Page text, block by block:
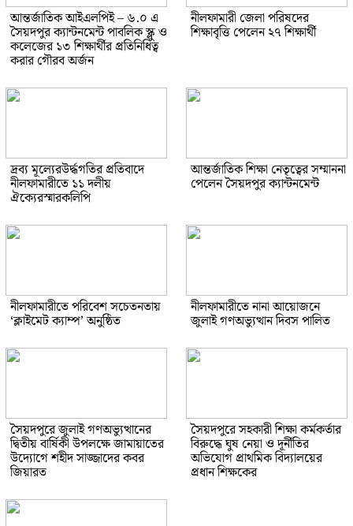
আন্তর্জাতিক আইএলপিই – ৬.০ এ
সৈয়দপুর ক্যান্টনমেন্ট পাবলিক স্ক্লু ও
কলেজের ১৩ শিক্ষার্থীর প্রতিনিধিত্ব
করার গৌরব অর্জন
নীলফামারী জেলা পরিষদের
শিক্ষাবৃত্তি পেলেন ২৭ শিক্ষার্থী
দ্রব্য মূল্যেরউর্দ্ধগতির প্রতিবাদে
নীলফামারীতে ১১ দলীয়
ঐক্যেরস্মারকলিপি
আন্তর্জাতিক শিক্ষা নেতৃত্বের সম্মাননা
পেলেন সৈয়দপুর ক্যান্টনমেন্ট
নীলফামারীতে পরিবেশ সচেতনতায়
‘ক্লাইমেট ক্যাম্প’ অনুষ্ঠিত
নীলফামারীতে নানা আয়োজনে
জুলাই গণঅভ্যুত্থান দিবস পালিত
সৈয়দপুরে জুলাই গণঅভ্যুত্থানের
দ্বিতীয় বার্ষিকী উপলক্ষে জামায়াতের
উদ্যোগে শহীদ সাজ্জাদের কবর
জিয়ারত
সৈয়দপুরে সহকারী শিক্ষা কর্মকর্তার
বিরুদ্ধে ঘুষ নেয়া ও দূর্নীতির
অভিযোগ প্রাথমিক বিদ্যালয়ের
প্রধান শিক্ষকের